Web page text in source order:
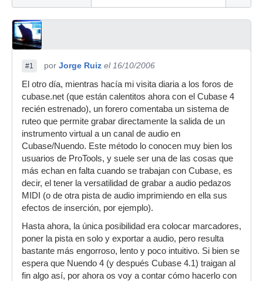
#1 por Jorge Ruiz el 16/10/2006
El otro día, mientras hacía mi visita diaria a los foros de
cubase.net (que están calentitos ahora con el Cubase 4
recién estrenado), un forero comentaba un sistema de
ruteo que permite grabar directamente la salida de un
instrumento virtual a un canal de audio en
Cubase/Nuendo. Este método lo conocen muy bien los
usuarios de ProTools, y suele ser una de las cosas que
más echan en falta cuando se trabajan con Cubase, es
decir, el tener la versatilidad de grabar a audio pedazos
MIDI (o de otra pista de audio imprimiendo en ella sus
efectos de inserción, por ejemplo).
Hasta ahora, la única posibilidad era colocar marcadores,
poner la pista en solo y exportar a audio, pero resulta
bastante más engorroso, lento y poco intuitivo. Si bien se
espera que Nuendo 4 (y después Cubase 4.1) traigan al
fin algo así, por ahora os voy a contar cómo hacerlo con